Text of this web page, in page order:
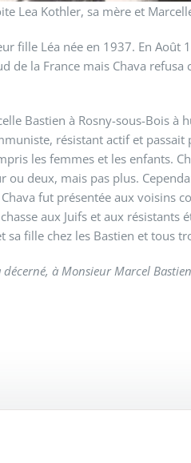
Lea Kothler, sa mère et
fille Léa née en 1937. En
la France mais Chava
Bastien à Rosny-sous-Bois
résistant actif et
les femmes et les enfants.
deux, mais pas plus.
fut présentée aux voisins
aux Juifs et aux
fille chez les Bastien et tous
à Monsieur Marcel